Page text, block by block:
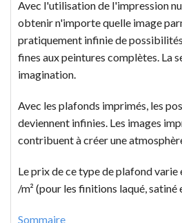
Avec l'utilisation de l'impression
obtenir n'importe quelle image
pratiquement infinie de
fines aux peintures complètes. La
imagination.
Avec les plafonds imprimés, les
deviennent infinies. Les images
contribuent à créer une
Le prix de ce type de plafond varie
/m² (pour les finitions laqué, satiné
Sommaire